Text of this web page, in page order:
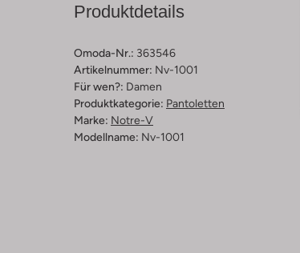
Produktdetails
Omoda-Nr.: 363546
Artikelnummer: Nv-1001
Für wen?: Damen
Produktkategorie: Pantoletten
Marke: Notre-V
Modellname: Nv-1001